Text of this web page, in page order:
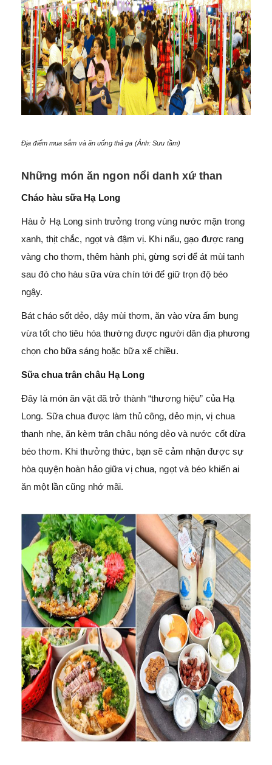
Địa điểm mua sắm và ăn uống thả ga (Ảnh: Sưu tầm)
Những món ăn ngon nổi danh xứ than
Cháo hàu sữa Hạ Long
Hàu ở Hạ Long sinh trưởng trong vùng nước mặn trong
xanh, thịt chắc, ngọt và đậm vị. Khi nấu, gạo được rang
vàng cho thơm, thêm hành phi, gừng sợi để át mùi tanh
sau đó cho hàu sữa vừa chín tới để giữ trọn độ béo
ngậy.
Bát cháo sốt dẻo, dậy mùi thơm, ăn vào vừa ấm bụng
vừa tốt cho tiêu hóa thường được người dân địa phương
chọn cho bữa sáng hoặc bữa xế chiều.
Sữa chua trân châu Hạ Long
Đây là món ăn vặt đã trở thành “thương hiệu” của Hạ
Long. Sữa chua được làm thủ công, dẻo mịn, vị chua
thanh nhẹ, ăn kèm trân châu nóng dẻo và nước cốt dừa
béo thơm. Khi thưởng thức, bạn sẽ cảm nhận được sự
hòa quyện hoàn hảo giữa vị chua, ngọt và béo khiến ai
ăn một lần cũng nhớ mãi.